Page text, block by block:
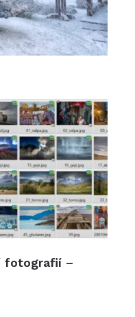
fotografií –